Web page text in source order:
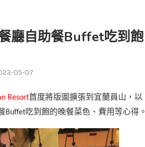
廳自助餐Buffet吃到飽
05-07
Resort首度將版圖擴張到宜蘭員山，以
Buffet吃到飽的晚餐菜色、費用等心得。